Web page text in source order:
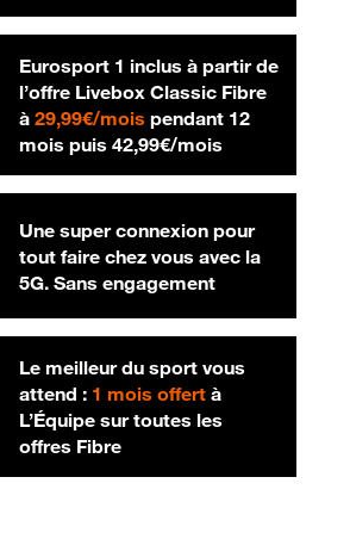
Eurosport 1 inclus à partir de
l’offre Livebox Classic Fibre
à 29,99€/mois29,99 € par mois
pendant 12
mois puis 42,99€/mois42,99 € par
Une super connexion pour
tout faire chez vous avec la
5G. Sans engagement
Le meilleur du sport vous
attend : 1 mois offertà
L’Équipe sur toutes les
offres Fibre